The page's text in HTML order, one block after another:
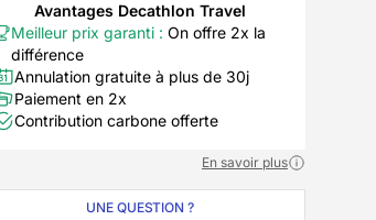
Avantages Decathlon Travel
Meilleur prix garanti : On offre 2x la
différence
Annulation gratuite à plus de 30j
Paiement en 2x
Contribution carbone offerte
En savoir plus
UNE QUESTION ?